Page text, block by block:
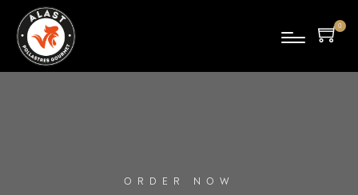
0
ORDER NOW